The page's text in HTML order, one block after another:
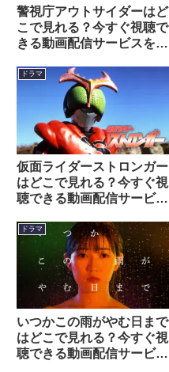
警視庁アウトサイダーはど
こで見れる？今すぐ視聴で
きる動画配信サービスを紹
ドラマ
仮面ライダーストロンガー
はどこで見れる？今すぐ視
聴できる動画配信サービス
ドラマ
いつかこの雨がやむ日まで
はどこで見れる？今すぐ視
聴できる動画配信サービス